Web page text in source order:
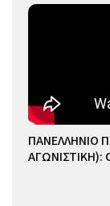
ΠΑΝΕΛΛΗΝΙΟ
ΑΓΩΝΙΣΤΙΚΗ):